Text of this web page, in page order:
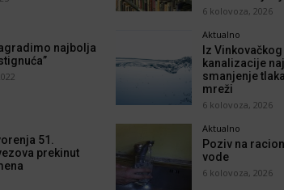
najbolja
51.
prekinut
6 kolovoza, 2026
Aktualno
Iz
kanalizacije
smanjenje
mreži
6 kolovoza, 2026
Aktualno
Poziv na
vode
6 kolovoza, 2026